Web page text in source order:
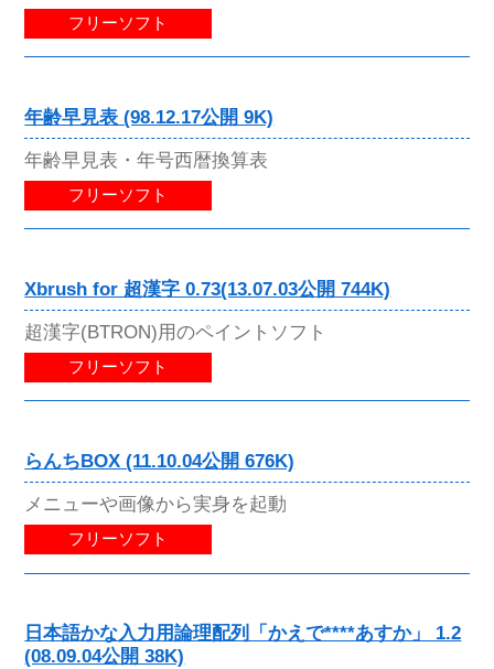
フリーソフト
年齢早見表 (98.12.17公開 9K)
年齢早見表・年号西暦換算表
フリーソフト
Xbrush for 超漢字 0.73(13.07.03公開 744K)
超漢字(BTRON)用のペイントソフト
フリーソフト
らんちBOX (11.10.04公開 676K)
メニューや画像から実身を起動
フリーソフト
日本語かな入力用論理配列「かえで****あすか」 1.2
(08.09.04公開 38K)